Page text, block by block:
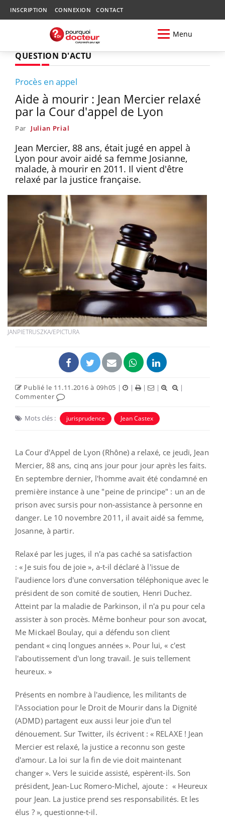
INSCRIPTION CONNEXION CONTACT
Menu
QUESTION D'ACTU
Procès en appel
Aide à mourir : Jean Mercier relaxé
par la Cour d'appel de Lyon
Par Julian Prial
Jean Mercier, 88 ans, était jugé en appel à
Lyon pour avoir aidé sa femme Josianne,
malade, à mourir en 2011. Il vient d'être
relaxé par la justice française.
JANPIETRUSZKA/EPICTURA
Publié le 11.11.2016 à 09h05 | | | |
|
Commenter
Mots clés : jurisprudence Jean Castex
La Cour d'Appel de Lyon (Rhône) a relaxé, ce jeudi, Jean
Mercier, 88 ans, cinq ans jour pour jour après les faits.
En septembre dernier, l'homme avait été condamné en
première instance à une "peine de principe" : un an de
prison avec sursis pour non-assistance à personne en
danger. Le 10 novembre 2011, il avait aidé sa femme,
Josanne, à partir.
Relaxé par les juges, il n'a pas caché sa satisfaction
: « Je suis fou de joie », a-t-il déclaré à l'issue de
l'audience lors d'une conversation téléphonique avec le
président de son comité de soutien, Henri Duchez.
Atteint par la maladie de Parkinson, il n'a pu pour cela
assister à son procès. Même bonheur pour son avocat,
Me Mickaël Boulay, qui a défendu son client
pendant « cinq longues années ». Pour lui, « c'est
l'aboutissement d'un long travail. Je suis tellement
heureux. »
Présents en nombre à l'audience, les militants de
l'Association pour le Droit de Mourir dans la Dignité
(ADMD) partagent eux aussi leur joie d'un tel
dénouement. Sur Twitter, ils écrivent : « RELAXE ! Jean
Mercier est relaxé, la justice a reconnu son geste
d'amour. La loi sur la fin de vie doit maintenant
changer ». Vers le suicide assisté, espèrent-ils. Son
président, Jean-Luc Romero-Michel, ajoute : « Heureux
pour Jean. La justice prend ses responsabilités. Et les
élus ? », questionne-t-il.